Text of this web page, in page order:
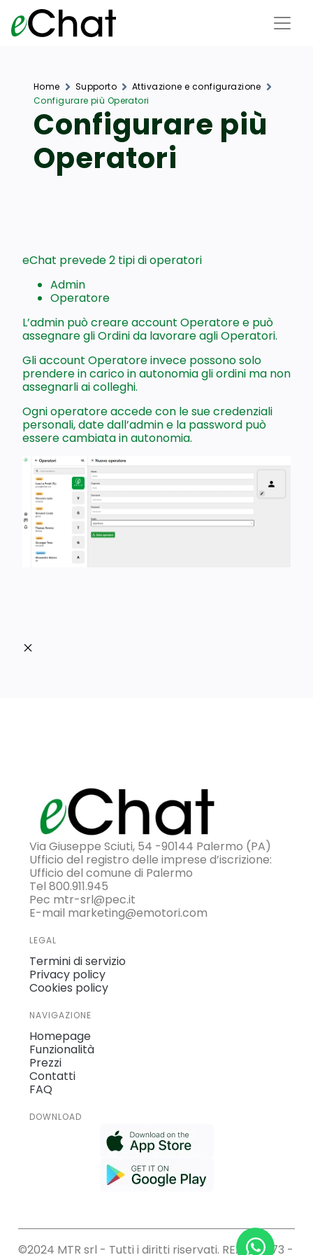
Home Supporto
Attivazione e configurazione
Configurare più Operatori
Configurare più
Operatori
eChat prevede 2 tipi di operatori
Admin
Operatore
L’admin può creare account Operatore e può
assegnare gli Ordini da lavorare agli Operatori.
Gli account Operatore invece possono solo
prendere in carico in autonomia gli ordini ma non
assegnarli ai colleghi.
Ogni operatore accede con le sue credenziali
personali, date dall’admin e la password può
essere cambiata in autonomia.
Via Giuseppe Sciuti, 54 -90144 Palermo (PA)
Ufficio del registro delle imprese d’iscrizione:
Ufficio del comune di Palermo
Tel 800.911.945
Pec mtr-srl@pec.it
E-mail marketing@emotori.com
LEGAL
Termini di servizio
Privacy policy
Cookies policy
NAVIGAZIONE
Homepage
Funzionalità
Prezzi
Contatti
FAQ
DOWNLOAD
©2024 MTR srl - Tutti i diritti riservati. REA: 212573 -